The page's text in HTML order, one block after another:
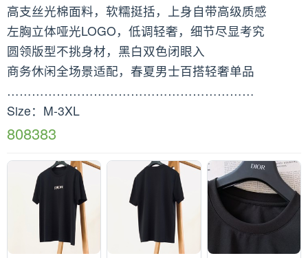
高支丝光棉面料，软糯挺括，上身自带高级质感
左胸立体哑光LOGO，低调轻奢，细节尽显考究
圆领版型不挑身材，黑白双色闭眼入
商务休闲全场景适配，春夏男士百搭轻奢单品
……………………………………………………
Size：M-3XL
808383